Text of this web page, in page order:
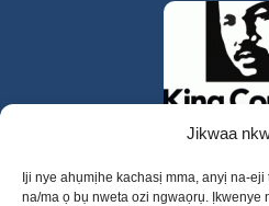
Jikwaa
Iji nye ahụmịhe kachasị mma, anyị na-
na/ma ọ bụ nweta ozi ngwaọrụ. Ịkwenye